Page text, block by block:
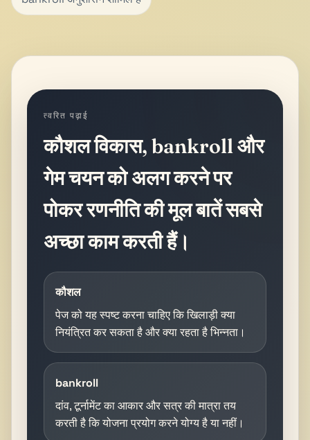
त्वरित पढ़ाई
कौशल विकास, bankroll और
गेम चयन को अलग करने पर
पोकर रणनीति की मूल बातें सबसे
अच्छा काम करती हैं।
कौशल
पेज को यह स्पष्ट करना चाहिए कि खिलाड़ी क्या
नियंत्रित कर सकता है और क्या रहता है भिन्नता।
bankroll
दांव, टूर्नामेंट का आकार और सत्र की मात्रा तय
करती है कि योजना प्रयोग करने योग्य है या नहीं।